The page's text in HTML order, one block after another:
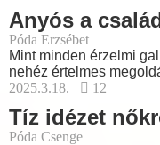
Anyós a
Póda Erzsébet
Mint minden érzelmi
nehéz értelmes
2025.3.18.
12
Tíz idézet
Póda Csenge